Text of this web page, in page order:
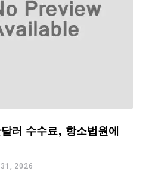
러 수수료, 항소법원에
2026